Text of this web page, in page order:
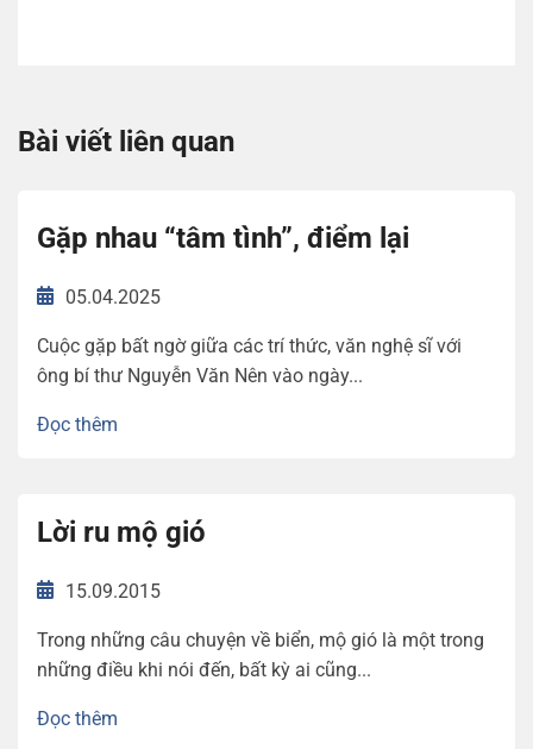
Bài viết liên quan
Gặp nhau “tâm tình”, điểm lại
05.04.2025
Cuộc gặp bất ngờ giữa các trí thức, văn nghệ sĩ với
ông bí thư Nguyễn Văn Nên vào ngày...
Đọc thêm
Lời ru mộ gió
15.09.2015
Trong những câu chuyện về biển, mộ gió là một trong
những điều khi nói đến, bất kỳ ai cũng...
Đọc thêm